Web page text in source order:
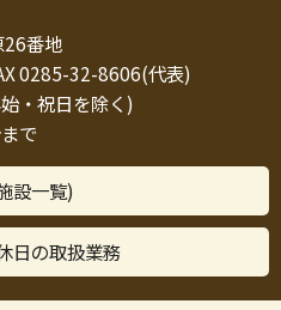
26番地
0285-32-8606(代表)
・祝日を除く)
で
設一覧)
日の取扱業務